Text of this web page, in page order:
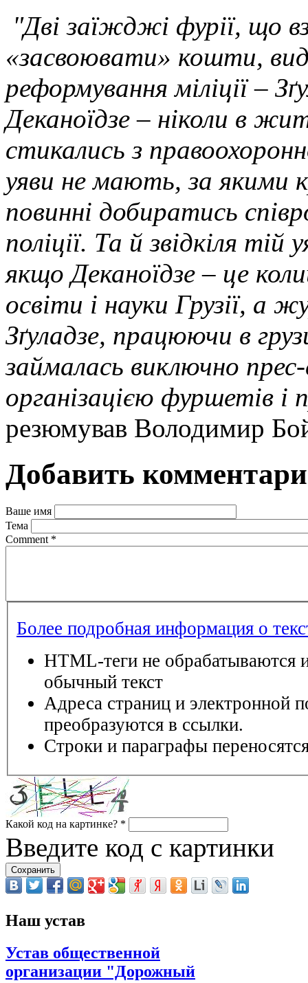
"Дві заїжджі фурії, що
«засвоювати» кошти,
реформування міліції –
Деканоїдзе – ніколи в
стикались з
уяви не мають, за якими
повинні добиратись
поліції. Та й звідкіля тій
якщо Деканоїдзе – це
освіти і науки Грузії, а
Зґуладзе, працюючи в
займалась виключно
організацією фуршетів і
резюмував Володимир
Добавить
Ваше имя
Тема
Comment *
Более подробная информация о
HTML-теги не обрабатываются
обычный текст
Адреса страниц и электронной
преобразуются в ссылки.
Строки и параграфы
Какой код на картинке? *
Введите код с картинки
Наш устав
Устав общественной
организации "Дорожный